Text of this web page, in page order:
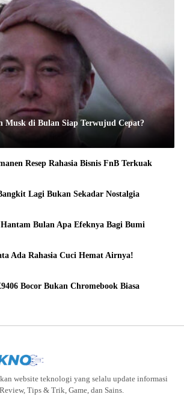
Musk di Bulan Siap Terwujud Cepat?
Resep Rahasia Bisnis FnB Terkuak
Lagi Bukan Sekadar Nostalgia
Bulan Apa Efeknya Bagi Bumi
Ada Rahasia Cuci Hemat Airnya!
Bocor Bukan Chromebook Biasa
website teknologi yang selalu update informasi
Tips & Trik, Game, dan Sains.